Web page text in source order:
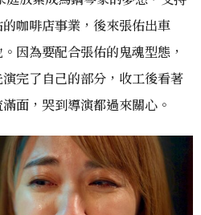
咖啡店事業，後來張佑出車
因為要配合張佑的鬼魂型態，
完了自己的部分，收工後看著
面，哭到導演都過來關心。